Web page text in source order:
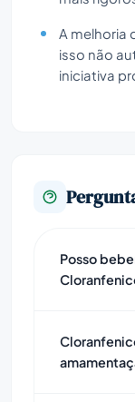
A melhoria
isso não
iniciativa
Posso